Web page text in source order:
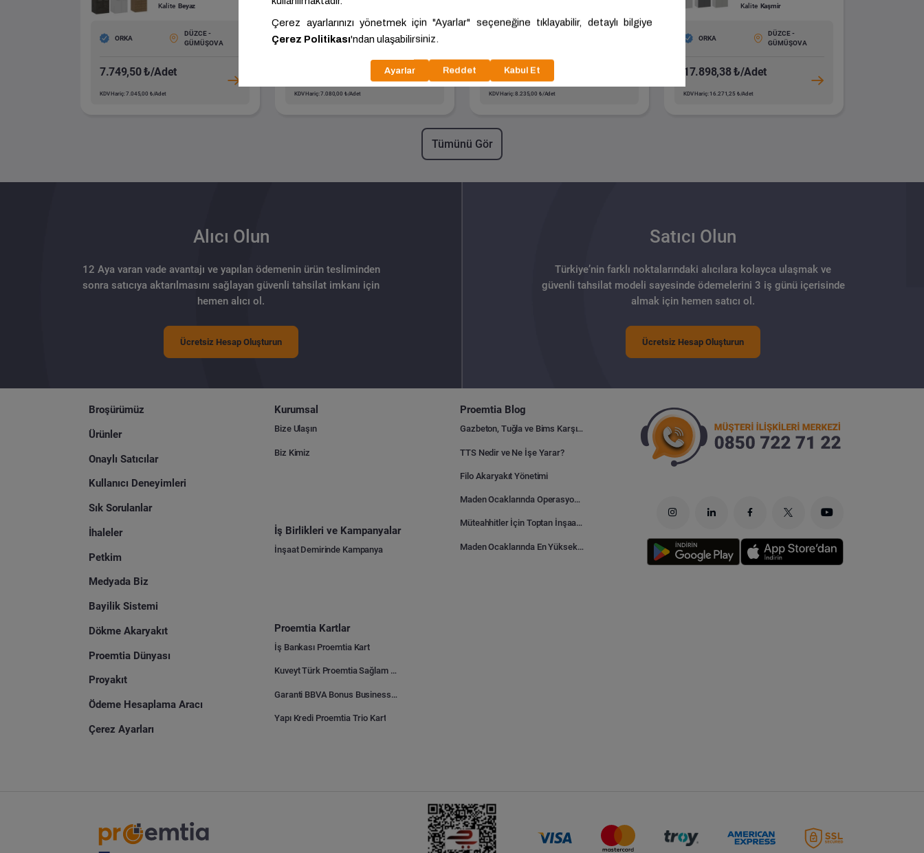
Kalite Beyaz
ORKA
DÜZCE -
GÜMÜŞOVA
7.749,50 ₺/Adet
KDV Hariç: 7.045,00 ₺/Adet
ORKA
GÜMÜŞOVA
KDV Hariç: 7.080,00 ₺/Adet
9.058,50 ₺/Adet
KDV Hariç: 8.235,00 ₺/Adet
Kalite Kaşmir
ORKA
DÜZCE -
GÜMÜŞOVA
17.898,38 ₺/Adet
KDV Hariç: 16.271,25 ₺/Adet
Tümünü Gör
Alıcı Olun
12 Aya varan vade avantajı ve yapılan ödemenin ürün tesliminden
sonra satıcıya aktarılmasını sağlayan güvenli tahsilat imkanı için
hemen alıcı ol.
Ücretsiz Hesap Oluşturun
Satıcı Olun
Türkiye’nin farklı noktalarındaki alıcılara kolayca ulaşmak ve
güvenli tahsilat modeli sayesinde ödemelerini 3 iş günü içerisinde
almak için hemen satıcı ol.
Ücretsiz Hesap Oluşturun
Broşürümüz
Ürünler
Onaylı Satıcılar
Kullanıcı Deneyimleri
Sık Sorulanlar
İhaleler
Petkim
Medyada Biz
Bayilik Sistemi
Dökme Akaryakıt
Proemtia Dünyası
Proyakıt
Ödeme Hesaplama Aracı
Çerez Ayarları
Kurumsal
Bize Ulaşın
Biz Kimiz
İş Birlikleri ve Kampanyalar
İnşaat Demirinde Kampanya
Proemtia Kartlar
İş Bankası Proemtia Kart
Kuveyt Türk Proemtia Sağlam Bayi Kart
Garanti BBVA Bonus Business Proemtia Bayi Kart
Yapı Kredi Proemtia Trio Kart
Proemtia Blog
Gazbeton, Tuğla ve Bims Karşılaştırması: Hangisi Daha Avantajlı?
TTS Nedir ve Ne İşe Yarar?
Filo Akaryakıt Yönetimi
Maden Ocaklarında Operasyonel Verimlilik Nasıl Arttırılır?
Müteahhitler İçin Toptan İnşaat Malzemesi Satın Alma Rehberi
Maden Ocaklarında En Yüksek Gider Kalemleri Nelerdir?